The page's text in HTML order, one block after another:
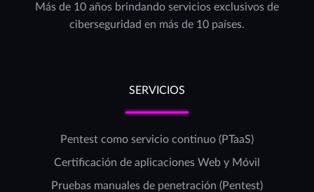
Más de 10 años brindando servicios exclusivos de
ciberseguridad en más de 10 países.
SERVICIOS
Pentest como servicio continuo (PTaaS)
Certificación de aplicaciones Web y Móvil
Pruebas manuales de penetración (Pentest)